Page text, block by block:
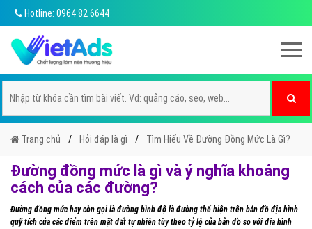
Hotline: 0964 82 6644
Trang chủ Hỏi đáp là gì Tìm Hiểu Về Đường Đồng Mức Là Gì?
Đường đồng mức là gì và ý nghĩa khoảng
cách của các đường?
Đường đồng mức hay còn gọi là đường bình độ là đường thể hiện trên bản đồ địa hình
quỹ tích của các điểm trên mặt đất tự nhiên tùy theo tỷ lệ của bản đồ so với địa hình